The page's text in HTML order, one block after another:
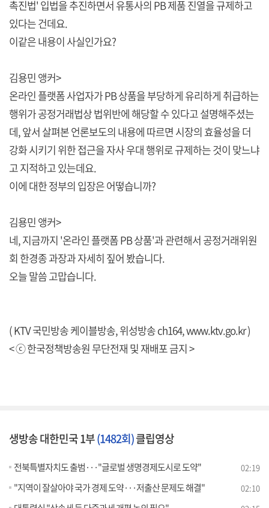
촉진법' 입법을 추진하면서 유통사의 PB 제품 진열을 규제하고
있다는 건데요.
이같은 내용이 사실인가요?
김용민 앵커>
온라인 플랫폼 사업자가 PB 상품을 부당하게 유리하게 취급하는
행위가 공정거래법상 법위반에 해당할 수 있다고 설명해주셨는
데, 앞서 살펴본 언론보도의 내용에 따르면 시장의 효율성을 더
강화 시키기 위한 접근을 자사 우대 행위로 규제하는 것이 맞느냐
고 지적하고 있는데요.
이에 대한 정부의 입장은 어떻습니까?
김용민 앵커>
네, 지금까지 '온라인 플랫폼 PB 상품'과 관련해서 공정거래위원
회 한경종 과장과 자세히 짚어 봤습니다.
오늘 말씀 고맙습니다.
( KTV 국민방송 케이블방송, 위성방송 ch164,www.ktv.go.kr)
< ⓒ 한국정책방송원 무단전재 및 재배포 금지 >
생방송 대한민국 1부(1482회)클립영상
전북특별자치도 출범···"글로벌 생명경제도시로 도약" 02:19
"지역이 잘살아야 국가 경제 도약···저출산 문제도 해결" 02:10